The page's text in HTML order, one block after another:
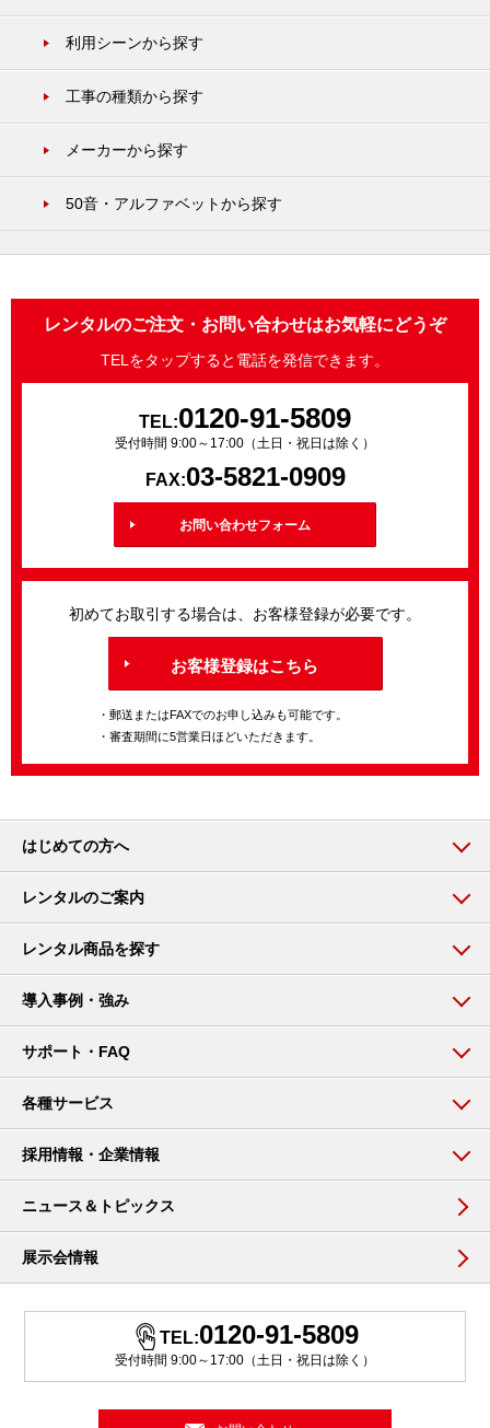
利用シーンから探す
工事の種類から探す
メーカーから探す
50音・アルファベットから探す
レンタルのご注文・お問い合わせはお気軽にどうぞ
TELをタップすると電話を発信できます。
TEL:0120-91-5809
受付時間 9:00～17:00（土日・祝日は除く）
FAX:03-5821-0909
お問い合わせフォーム
初めてお取引する場合は、お客様登録が必要です。
お客様登録はこちら
・郵送またはFAXでのお申し込みも可能です。
・審査期間に5営業日ほどいただきます。
はじめての方へ
レンタルのご案内
レンタル商品を探す
導入事例・強み
サポート・FAQ
各種サービス
採用情報・企業情報
ニュース＆トピックス
展示会情報
TEL:0120-91-5809
受付時間 9:00～17:00（土日・祝日は除く）